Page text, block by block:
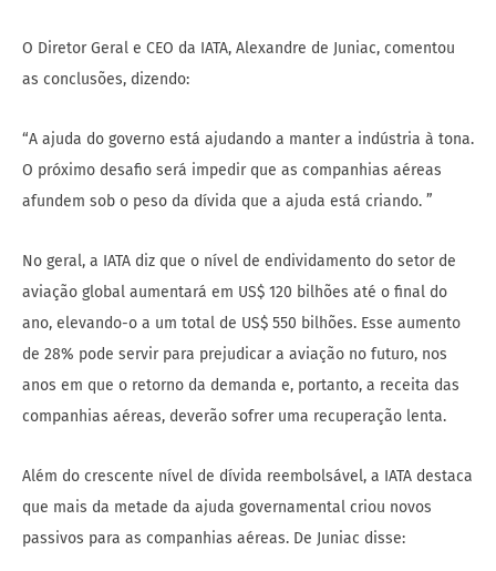
O Diretor Geral e CEO da IATA, Alexandre de Juniac, comentou
as conclusões, dizendo:
“A ajuda do governo está ajudando a manter a indústria à tona.
O próximo desafio será impedir que as companhias aéreas
afundem sob o peso da dívida que a ajuda está criando. ”
No geral, a IATA diz que o nível de endividamento do setor de
aviação global aumentará em US$ 120 bilhões até o final do
ano, elevando-o a um total de US$ 550 bilhões. Esse aumento
de 28% pode servir para prejudicar a aviação no futuro, nos
anos em que o retorno da demanda e, portanto, a receita das
companhias aéreas, deverão sofrer uma recuperação lenta.
Além do crescente nível de dívida reembolsável, a IATA destaca
que mais da metade da ajuda governamental criou novos
passivos para as companhias aéreas. De Juniac disse: